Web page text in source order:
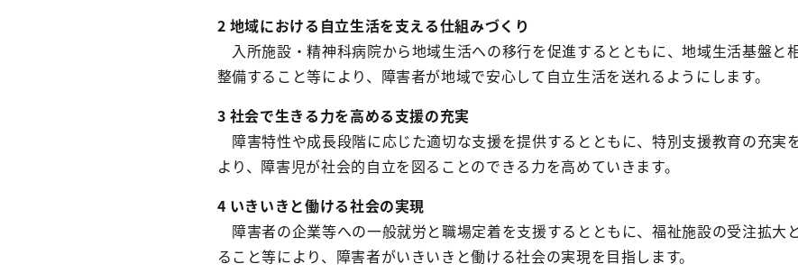
2 地域における自立生活を支える仕組みづくり
入所施設・精神科病院から地域生活への移行を促進するとともに、地域生活基盤と
整備すること等により、障害者が地域で安心して自立生活を送れるようにします。
3 社会で生きる力を高める支援の充実
障害特性や成長段階に応じた適切な支援を提供するとともに、特別支援教育の充実
より、障害児が社会的自立を図ることのできる力を高めていきます。
4 いきいきと働ける社会の実現
障害者の企業等への一般就労と職場定着を支援するとともに、福祉施設の受注拡大
ること等により、障害者がいきいきと働ける社会の実現を目指します。